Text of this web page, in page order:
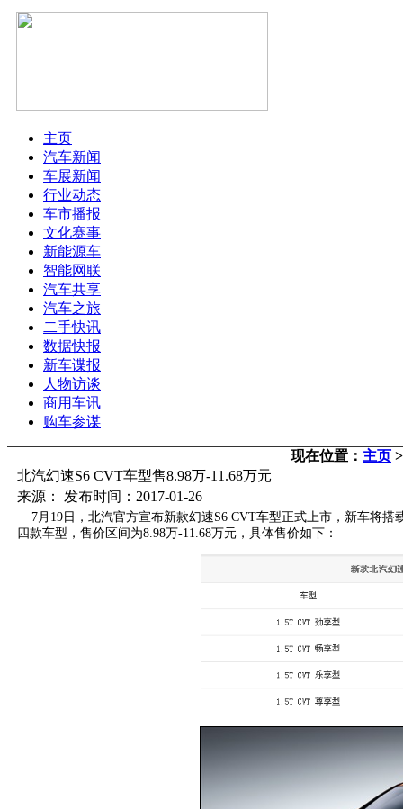
主页
汽车新闻
车展新闻
行业动态
车市播报
文化赛事
新能源车
智能网联
汽车共享
汽车之旅
二手快讯
数据快报
新车谍报
人物访谈
商用车讯
购车参谋
现在位置： 主页
北汽幻速S6 CVT车型售8.98万-11.68万元
来源： 发布时间：2017-01-26
7月19日，北汽官方宣布新款幻速S6 CVT车型正式上市，新车将
四款车型，售价区间为8.98万-11.68万元，具体售价如下：